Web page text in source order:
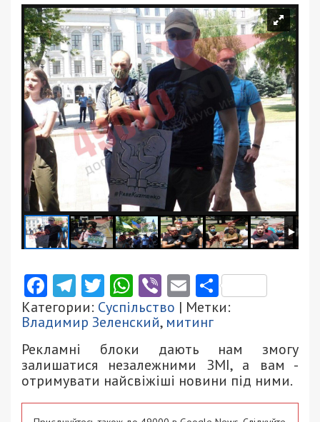
Facebook
Telegram
Twitter
WhatsApp
ViberEmail
Категории: Суспільство | Метки:
Владимир Зеленский, митинг
Рекламні блоки дають нам змогу
залишатися незалежними ЗМІ, а вам -
отримувати найсвіжіші новини під ними.